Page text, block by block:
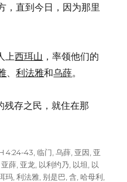
，直到今日，因为那里
上西珥山 ，率领他们的
、利法雅和乌薛。
残存之民，就住在那
4:24-43 ,临门 ,乌薛 亚因 亚
亚薛 亚龙 以利约乃 以坦 以
玛 ,利法雅 别是巴 ,含 ,哈母利